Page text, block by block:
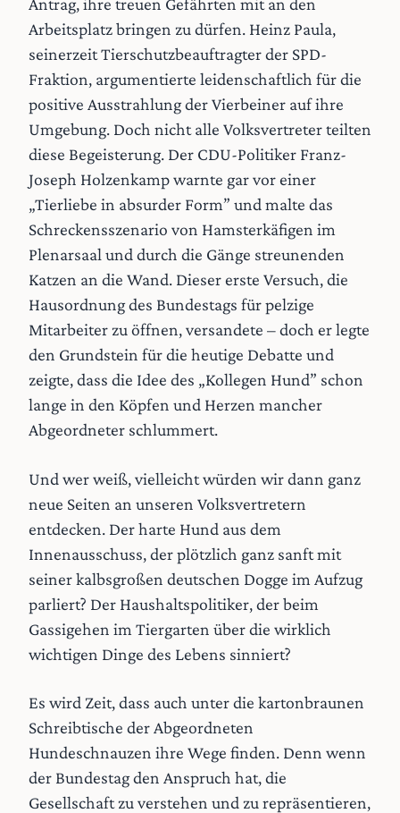
Arbeitsplatz bringen zu dürfen. Heinz Paula,
seinerzeit Tierschutzbeauftragter der SPD-
Fraktion, argumentierte leidenschaftlich für die
positive Ausstrahlung der Vierbeiner auf ihre
Umgebung. Doch nicht alle Volksvertreter teilten
diese Begeisterung. Der CDU-Politiker Franz-
Joseph Holzenkamp warnte gar vor einer
„Tierliebe in absurder Form” und malte das
Schreckensszenario von Hamsterkäfigen im
Plenarsaal und durch die Gänge streunenden
Katzen an die Wand. Dieser erste Versuch, die
Hausordnung des Bundestags für pelzige
Mitarbeiter zu öffnen, versandete – doch er legte
den Grundstein für die heutige Debatte und
zeigte, dass die Idee des „Kollegen Hund” schon
lange in den Köpfen und Herzen mancher
Abgeordneter schlummert.
Und wer weiß, vielleicht würden wir dann ganz
neue Seiten an unseren Volksvertretern
entdecken. Der harte Hund aus dem
Innenausschuss, der plötzlich ganz sanft mit
seiner kalbsgroßen deutschen Dogge im Aufzug
parliert? Der Haushaltspolitiker, der beim
Gassigehen im Tiergarten über die wirklich
wichtigen Dinge des Lebens sinniert?
Es wird Zeit, dass auch unter die kartonbraunen
Schreibtische der Abgeordneten
Hundeschnauzen ihre Wege finden. Denn wenn
der Bundestag den Anspruch hat, die
Gesellschaft zu verstehen und zu repräsentieren,